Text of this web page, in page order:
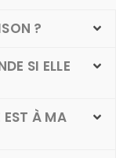
?
SI ELLE
À MA